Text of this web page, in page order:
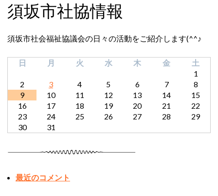
須坂市社協情報
須坂市社会福祉協議会の日々の活動をご紹介します(^^♪
日 月 火 水 木 金
土
1
2
3 4 5 6 7
8
9
10 11 12 13 14
15
16
17 18 19 20 21
22
23
24 25 26 27 28
29
30
31
最近のコメント